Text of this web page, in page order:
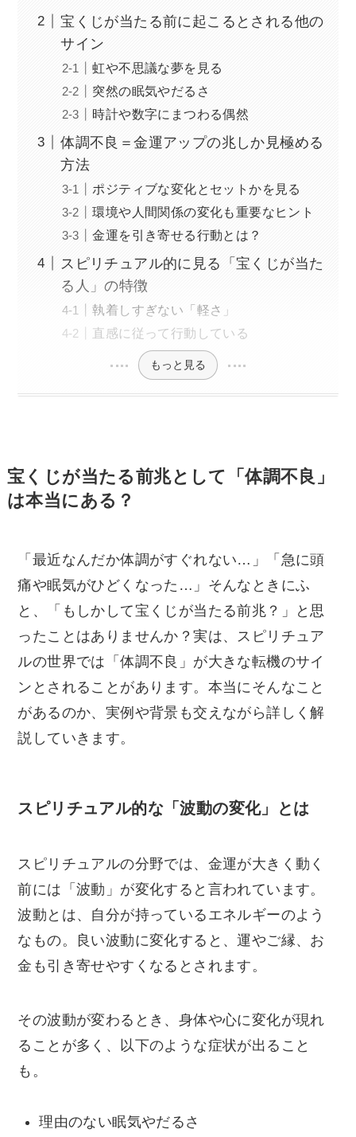
宝くじが当たる前に起こるとされる他の
サイン
虹や不思議な夢を見る
突然の眠気やだるさ
時計や数字にまつわる偶然
体調不良＝金運アップの兆しか見極める
方法
ポジティブな変化とセットかを見る
環境や人間関係の変化も重要なヒント
金運を引き寄せる行動とは？
スピリチュアル的に見る「宝くじが当た
る人」の特徴
執着しすぎない「軽さ」
直感に従って行動している
もっと見る
宝くじが当たる前兆として「体調不良」
は本当にある？
「最近なんだか体調がすぐれない…」「急に頭
痛や眠気がひどくなった…」そんなときにふ
と、「もしかして宝くじが当たる前兆？」と思
ったことはありませんか？実は、スピリチュア
ルの世界では「体調不良」が大きな転機のサイ
ンとされることがあります。本当にそんなこと
があるのか、実例や背景も交えながら詳しく解
説していきます。
スピリチュアル的な「波動の変化」とは
スピリチュアルの分野では、金運が大きく動く
前には「波動」が変化すると言われています。
波動とは、自分が持っているエネルギーのよう
なもの。良い波動に変化すると、運やご縁、お
金も引き寄せやすくなるとされます。
その波動が変わるとき、身体や心に変化が現れ
ることが多く、以下のような症状が出ること
も。
理由のない眠気やだるさ